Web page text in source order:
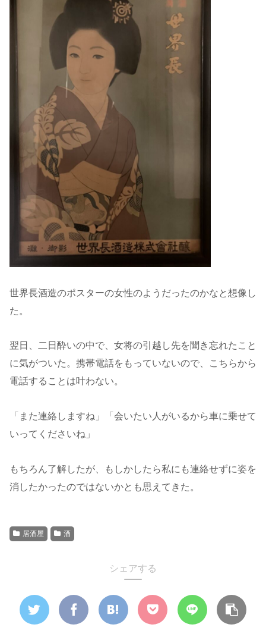
世界長酒造のポスターの女性のようだったのかなと想像し
た。
翌日、二日酔いの中で、女将の引越し先を聞き忘れたこと
に気がついた。携帯電話をもっていないので、こちらから
電話することは叶わない。
「また連絡しますね」「会いたい人がいるから車に乗せて
いってくださいね」
もちろん了解したが、もしかしたら私にも連絡せずに姿を
消したかったのではないかとも思えてきた。
居酒屋 酒
シェアする